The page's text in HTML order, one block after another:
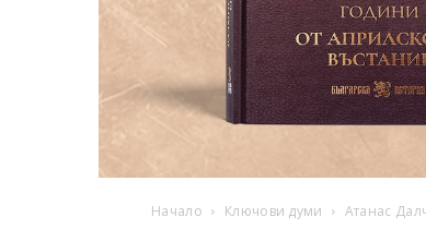
Начало Ключови думи Атанас